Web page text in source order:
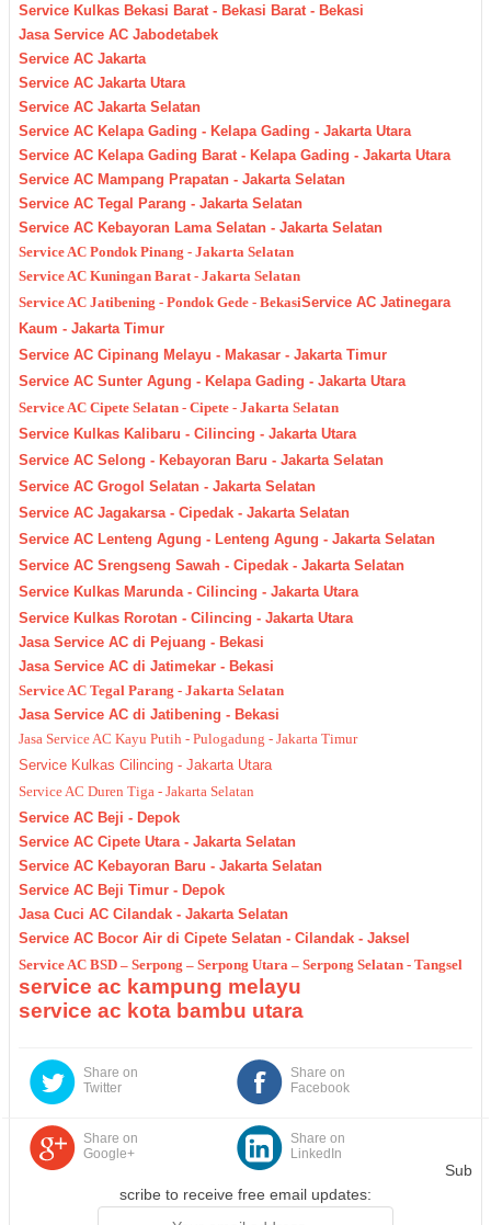
Service Kulkas Bekasi Barat - Bekasi Barat - Bekasi
Jasa Service AC Jabodetabek
Service AC Jakarta
Service AC Jakarta Utara
Service AC Jakarta Selatan
Service AC Kelapa Gading - Kelapa Gading - Jakarta Utara
Service AC Kelapa Gading Barat - Kelapa Gading - Jakarta Utara
Service AC Mampang Prapatan - Jakarta Selatan
Service AC Tegal Parang - Jakarta Selatan
Service AC Kebayoran Lama Selatan - Jakarta Selatan
Service AC Pondok Pinang - Jakarta Selatan
Service AC Kuningan Barat - Jakarta Selatan
Service AC Jatibening - Pondok Gede - BekasiService AC Jatinegara
Kaum - Jakarta Timur
Service AC Cipinang Melayu - Makasar - Jakarta Timur
Service AC Sunter Agung - Kelapa Gading - Jakarta Utara
Service AC Cipete Selatan - Cipete - Jakarta Selatan
Service Kulkas Kalibaru - Cilincing - Jakarta Utara
Service AC Selong - Kebayoran Baru - Jakarta Selatan
Service AC Grogol Selatan - Jakarta Selatan
Service AC Jagakarsa - Cipedak - Jakarta Selatan
Service AC Lenteng Agung - Lenteng Agung - Jakarta Selatan
Service AC Srengseng Sawah - Cipedak - Jakarta Selatan
Service Kulkas Marunda - Cilincing - Jakarta Utara
Service Kulkas Rorotan - Cilincing - Jakarta Utara
Jasa Service AC di Pejuang - Bekasi
Jasa Service AC di Jatimekar - Bekasi
Service AC Tegal Parang - Jakarta Selatan
Jasa Service AC di Jatibening - Bekasi
Jasa Service AC Kayu Putih - Pulogadung - Jakarta Timur
Service Kulkas Cilincing - Jakarta Utara
Service AC Duren Tiga - Jakarta Selatan
Service AC Beji - Depok
Service AC Cipete Utara - Jakarta Selatan
Service AC Kebayoran Baru - Jakarta Selatan
Service AC Beji Timur - Depok
Jasa Cuci AC Cilandak - Jakarta Selatan
Service AC Bocor Air di Cipete Selatan - Cilandak - Jaksel
Service AC BSD – Serpong – Serpong Utara – Serpong Selatan - Tangsel
service ac kampung melayu
service ac kota bambu utara
Share on
Facebook
Share on
Twitter
Share on
Google+
Share on
LinkedIn
Sub
scribe to receive free email updates: